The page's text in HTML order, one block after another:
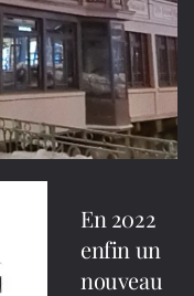
En 2022
enfin un
nouveau